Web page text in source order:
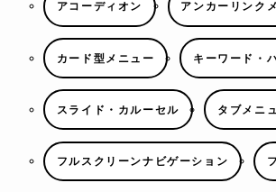
アコーディオン アンカーリンク
カード型メニュー キーワード・
スライド・カルーセル タブメニ
フルスクリーンナビゲーション